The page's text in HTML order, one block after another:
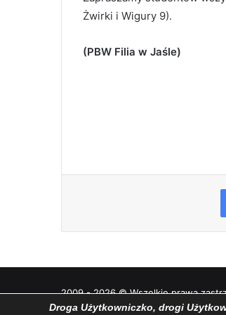
Żwirki i Wigury 9).
(PBW Filia w Jaśle)
2009 - 2026 © Wszelkie prawa
Droga Użytkowniczko, drogi